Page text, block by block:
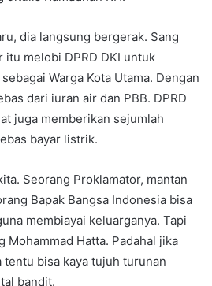
dia langsung bergerak. Sang
melobi DPRD DKI untuk
Warga Kota Utama. Dengan
dari iuran air dan PBB. DPRD
juga memberikan sejumlah
bayar listrik.
Seorang Proklamator, mantan
Bapak Bangsa Indonesia bisa
membiayai keluarganya. Tapi
Mohammad Hatta. Padahal jika
tentu bisa kaya tujuh turunan
bandit.